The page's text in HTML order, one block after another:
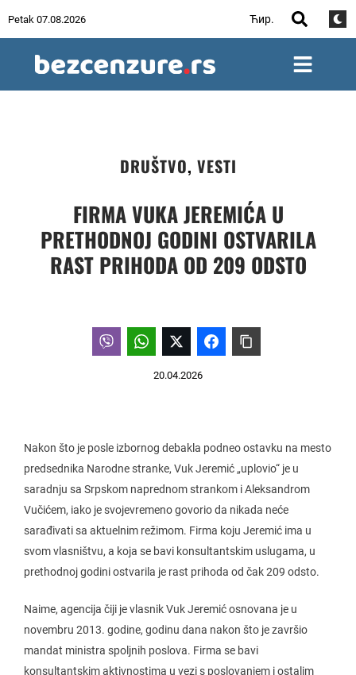
Petak 07.08.2026 Ћир.
DRUŠTVO, VESTI
FIRMA VUKA JEREMIĆA U
PRETHODNOJ GODINI OSTVARILA
RAST PRIHODA OD 209 ODSTO
20.04.2026
Nakon što je posle izbornog debakla podneo ostavku na mesto
predsednika Narodne stranke, Vuk Jeremić „uplovio“ je u
saradnju sa Srpskom naprednom strankom i Aleksandrom
Vučićem, iako je svojevremeno govorio da nikada neće
sarađivati sa aktuelnim režimom. Firma koju Jeremić ima u
svom vlasništvu, a koja se bavi konsultantskim uslugama, u
prethodnoj godini ostvarila je rast prihoda od čak 209 odsto.
Naime, agencija čiji je vlasnik Vuk Jeremić osnovana je u
novembru 2013. godine, godinu dana nakon što je završio
mandat ministra spoljnih poslova. Firma se bavi
konsultantskim aktivnostima u vezi s poslovanjem i ostalim